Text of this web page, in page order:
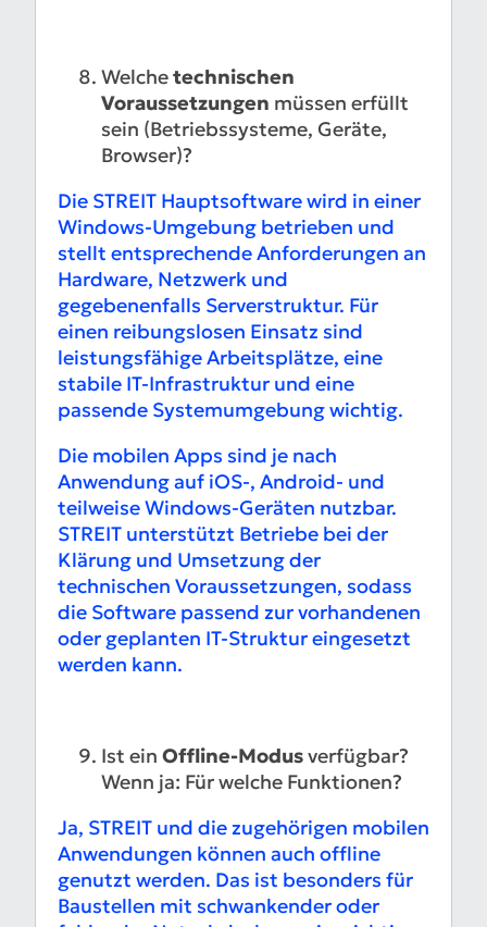
Welchetechnischen
Voraussetzungen müssen erfüllt
sein (Betriebssysteme, Geräte,
Browser)?
Die STREIT Hauptsoftware wird in einer
Windows-Umgebung betrieben und
stellt entsprechende Anforderungen an
Hardware, Netzwerk und
gegebenenfalls Serverstruktur. Für
einen reibungslosen Einsatz sind
leistungsfähige Arbeitsplätze, eine
stabile IT-Infrastruktur und eine
passende Systemumgebung wichtig.
Die mobilen Apps sind je nach
Anwendung auf iOS-, Android- und
teilweise Windows-Geräten nutzbar.
STREIT unterstützt Betriebe bei der
Klärung und Umsetzung der
technischen Voraussetzungen, sodass
die Software passend zur vorhandenen
oder geplanten IT-Struktur eingesetzt
werden kann.
Ist ein Offline-Modusverfügbar?
Wenn ja: Für welche Funktionen?
Ja, STREIT und die zugehörigen mobilen
Anwendungen können auch offline
genutzt werden. Das ist besonders für
Baustellen mit schwankender oder